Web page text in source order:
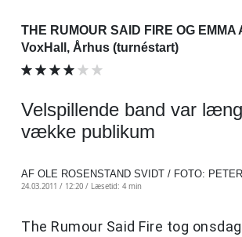
THE RUMOUR SAID FIRE OG EMMA
VoxHall, Århus (turnéstart)
Velspillende band var
vække publikum
AF OLE ROSENSTAND SVIDT / FOTO:
24.03.2011 / 12:20 / Læsetid: 4 min
The Rumour Said Fire tog